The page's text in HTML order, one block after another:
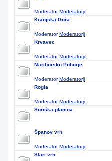
ModeratorModeratorji
Kranjska Gora
ModeratorModeratorji
Krvavec
ModeratorModeratorji
Mariborsko Pohorje
ModeratorModeratorji
Rogla
ModeratorModeratorji
Soriška planina
Španov vrh
ModeratorModeratorji
Stari vrh